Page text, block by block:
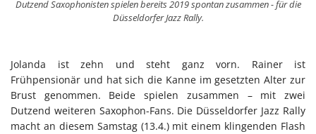
Dutzend Saxophonisten spielen bereits 2019 spontan zusammen - für die
Düsseldorfer Jazz Rally.
Jolanda ist zehn und steht ganz vorn. Rainer ist
Frühpensionär und hat sich die Kanne im gesetzten Alter zur
Brust genommen. Beide spielen zusammen – mit zwei
Dutzend weiteren Saxophon-Fans. Die Düsseldorfer Jazz Rally
macht an diesem Samstag (13.4.) mit einem klingenden Flash